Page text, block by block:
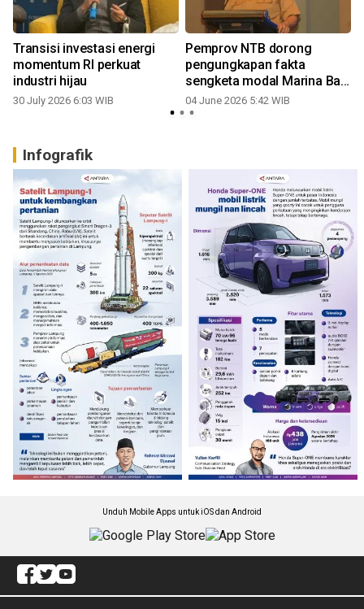
Transisi investasi energi
momentum RI perkuat
industri hijau
30 July 2026 6:03 WIB
Pemprov NTB dorong
pengungkapan fakta
sengketa modal Marina Bay
City
04 June 2026 5:42 WIB
Infografik
Unduh Mobile Apps untuk iOS dan Android